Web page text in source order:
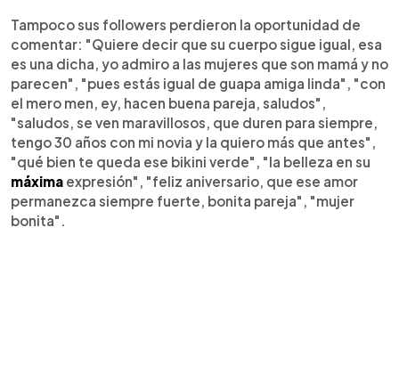
Tampoco sus followers perdieron la oportunidad de
comentar: "Quiere decir que su cuerpo sigue igual, esa
es una dicha, yo admiro a las mujeres que son mamá y no
parecen", "pues estás igual de guapa amiga linda", "con
el mero men, ey, hacen buena pareja, saludos",
"saludos, se ven maravillosos, que duren para siempre,
tengo 30 años con mi novia y la quiero más que antes",
"qué bien te queda ese bikini verde", "la belleza en su
máxima expresión", "feliz aniversario, que ese amor
permanezca siempre fuerte, bonita pareja", "mujer
bonita".